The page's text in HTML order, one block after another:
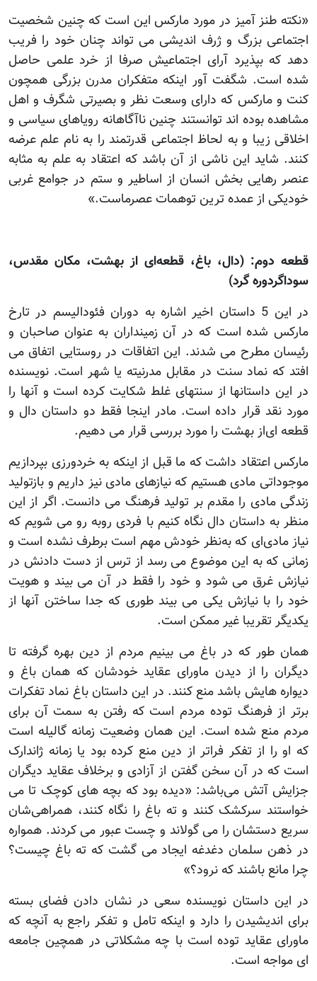
«نکته طنز آمیز در مورد مارکس این است که چنین شخصیت
اجتماعی بزرگ و ژرف اندیشی می تواند چنان خود را فریب
دهد که بپذیرد آرای اجتماعیش صرفا از خرد علمی حاصل
شده است. شگفت آور اینکه متفکران مدرن بزرگی همچون
کنت و مارکس که دارای وسعت نظر و بصیرتی شگرف و اهل
مشاهده بوده اند توانستند چنین ناآگاهانه رویاهای سیاسی و
اخلاقی زیبا و به لحاظ اجتماعی قدرتمند را به نام علم عرضه
کنند. شاید این ناشی از آن باشد که اعتقاد به علم به مثابه
عنصر رهایی بخش انسان از اساطیر و ستم در جوامع غربی
خودیکی از عمده ترین توهمات عصرماست.»
قطعه دوم: (دال، باغ، قطعه‌ای از بهشت، مکان مقدس،
سوداگردوره گرد)
در این 5 داستان اخیر اشاره به دوران فئودالیسم در تارخ
مارکس شده است که در آن زمینداران به عنوان صاحبان و
رئیسان مطرح می شدند. این اتفاقات در روستایی اتفاق می
افتد که نماد سنت در مقابل مدرنیته یا شهر است. نویسنده
در این داستانها از سنتهای غلط شکایت کرده است و آنها را
مورد نقد قرار داده است. مادر اینجا فقط دو داستان دال و
قطعه ای‌از بهشت را مورد بررسی قرار می دهیم.
مارکس اعتقاد داشت که ما قبل از اینکه به خردورزی بپردازیم
موجوداتی مادی هستیم که نیازهای مادی نیز داریم و بازتولید
زندگی مادی را مقدم بر تولید فرهنگ می دانست. اگر از این
منظر به داستان دال نگاه کنیم با فردی روبه رو می شویم که
نیاز مادی‌ای که به‌نظر خودش مهم است برطرف نشده است و
زمانی که به این موضوع می رسد از ترس از دست دادنش در
نیازش غرق می شود و خود را فقط در آن می بیند و هویت
خود را با نیازش یکی می بیند طوری که جدا ساختن آنها از
یکدیگر تقریبا غیر ممکن است.
همان طور که در باغ می بینیم مردم از دین بهره گرفته تا
دیگران را از دیدن ماورای عقاید خودشان که همان باغ و
دیواره هایش باشد منع کنند. در این داستان باغ نماد تفکرات
برتر از فرهنگ توده مردم است که رفتن به سمت آن برای
مردم منع شده است. این همان وضعیت زمانه گالیله است
که او را از تفکر فراتر از دین منع کرده بود یا زمانه ژاندارک
است که در آن سخن گفتن از آزادی و برخلاف عقاید دیگران
جزایش آتش می‌باشد: «دیده بود که بچه های کوچک تا می
خواستند سرکشک کنند و ته باغ را نگاه کنند، همراهی‌شان
سریع دستشان را می گولاند و چست عبور می کردند. همواره
در ذهن سلمان دغدغه ایجاد می گشت که ته باغ چیست؟
چرا مانع باشند که نرود؟»
در این داستان نویسنده سعی در نشان دادن فضای بسته
برای اندیشیدن را دارد و اینکه تامل و تفکر راجع به آنچه که
ماورای عقاید توده است با چه مشکلاتی در همچین جامعه
ای مواجه است.